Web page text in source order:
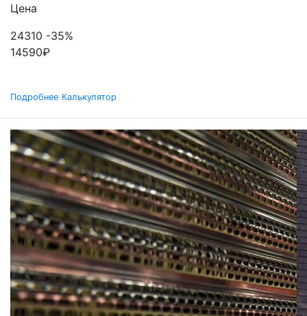
Цена
24310 -35%
14590₽
Подробнее Калькулятор